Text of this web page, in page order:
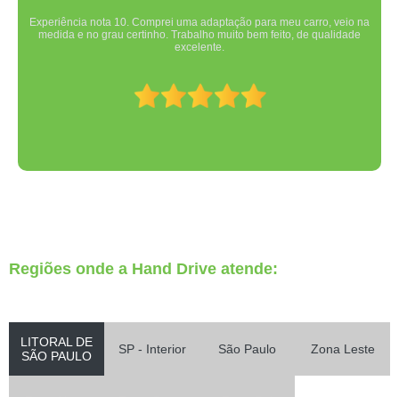
Experiência nota 10. Comprei uma adaptação para meu carro, veio na
medida e no grau certinho. Trabalho muito bem feito, de qualidade
excelente.
Regiões onde a Hand Drive atende:
LITORAL DE
SÃO PAULO
SP - Interior São Paulo Zona Leste